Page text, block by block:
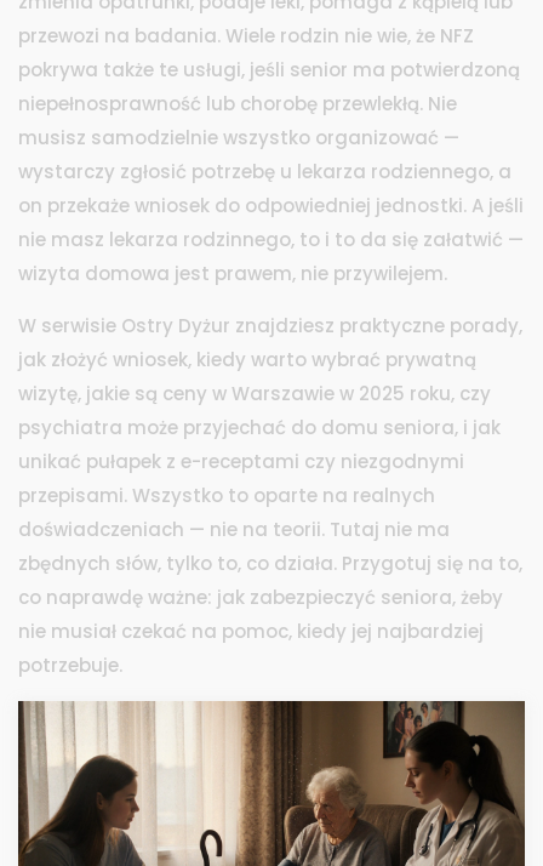
przewozi na badania. Wiele rodzin nie wie, że NFZ
pokrywa także te usługi, jeśli senior ma potwierdzoną
niepełnosprawność lub chorobę przewlekłą. Nie
musisz samodzielnie wszystko organizować —
wystarczy zgłosić potrzebę u lekarza rodziennego, a
on przekaże wniosek do odpowiedniej jednostki. A jeśli
nie masz lekarza rodzinnego, to i to da się załatwić —
wizyta domowa jest prawem, nie przywilejem.
W serwisie Ostry Dyżur znajdziesz praktyczne porady,
jak złożyć wniosek, kiedy warto wybrać prywatną
wizytę, jakie są ceny w Warszawie w 2025 roku, czy
psychiatra może przyjechać do domu seniora, i jak
unikać pułapek z e-receptami czy niezgodnymi
przepisami. Wszystko to oparte na realnych
doświadczeniach — nie na teorii. Tutaj nie ma
zbędnych słów, tylko to, co działa. Przygotuj się na to,
co naprawdę ważne: jak zabezpieczyć seniora, żeby
nie musiał czekać na pomoc, kiedy jej najbardziej
potrzebuje.